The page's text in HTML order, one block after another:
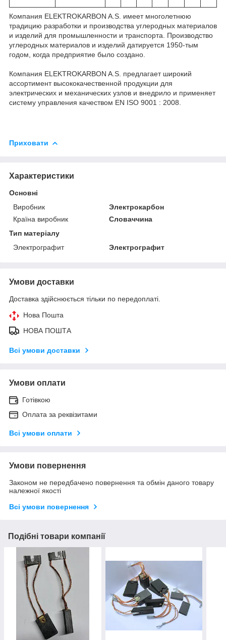
Компания ELEKTROKARBON A.S. имеет многолетнюю
традицию разработки и производства углеродных материалов
и изделий для промышленности и транспорта. Производство
углеродных материалов и изделий датируется 1950-тым
годом, когда предприятие было создано.
Компания ELEKTROKARBON A.S. предлагает широкий
ассортимент высококачественной продукции для
электрических и механических узлов и внедрило и применяет
систему управления качеством EN ISO 9001 : 2008.
Приховати
Характеристики
Основні
Виробник
Электрокарбон
Країна виробник
Словаччина
Тип матеріалу
Электрографит
Электрографит
Умови доставки
Доставка здійснюється тільки по передоплаті.
Нова Пошта
НОВА ПОШТА
Всі умови доставки
Умови оплати
Готівкою
Оплата за реквізитами
Всі умови оплати
Умови повернення
Законом не передбачено повернення та обмін даного товару
належної якості
Всі умови повернення
Подібні товари компанії